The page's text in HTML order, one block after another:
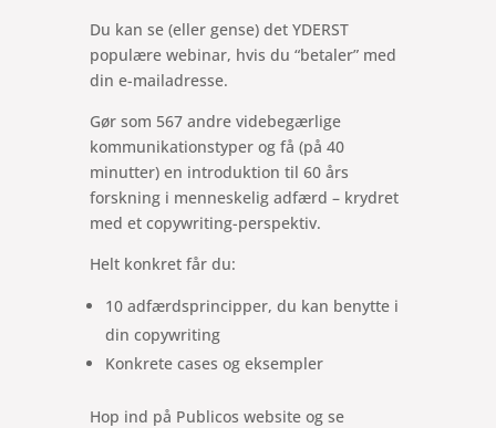
Du kan se (eller gense) det YDERST
populære webinar, hvis du “betaler” med
din e-mailadresse.
Gør som 567 andre videbegærlige
kommunikationstyper og få (på 40
minutter) en introduktion til 60 års
forskning i menneskelig adfærd – krydret
med et copywriting-perspektiv.
Helt konkret får du:
10 adfærdsprincipper, du kan benytte i
din copywriting
Konkrete cases og eksempler
Hop ind på Publicos website og se